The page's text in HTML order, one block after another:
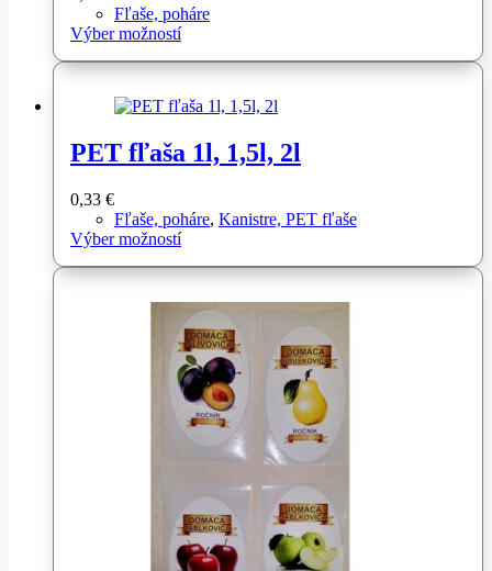
Fľaše, poháre
Výber možnostíTento
má
variantov.
si
môžete
na
stránke
produktu.
PET fľaša 1l, 1,5l, 2l
0,33 €
Fľaše, poháre, Kanistre, PET fľaše
Výber možnostíTento
má
variantov.
Možnosti
si
môžete
vybrať
na
stránke
produktu.